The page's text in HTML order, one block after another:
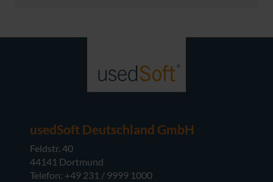
usedSoft Deutschland GmbH
Feldstr. 40
44141 Dortmund
Telefon: +49 231 / 9999 1000